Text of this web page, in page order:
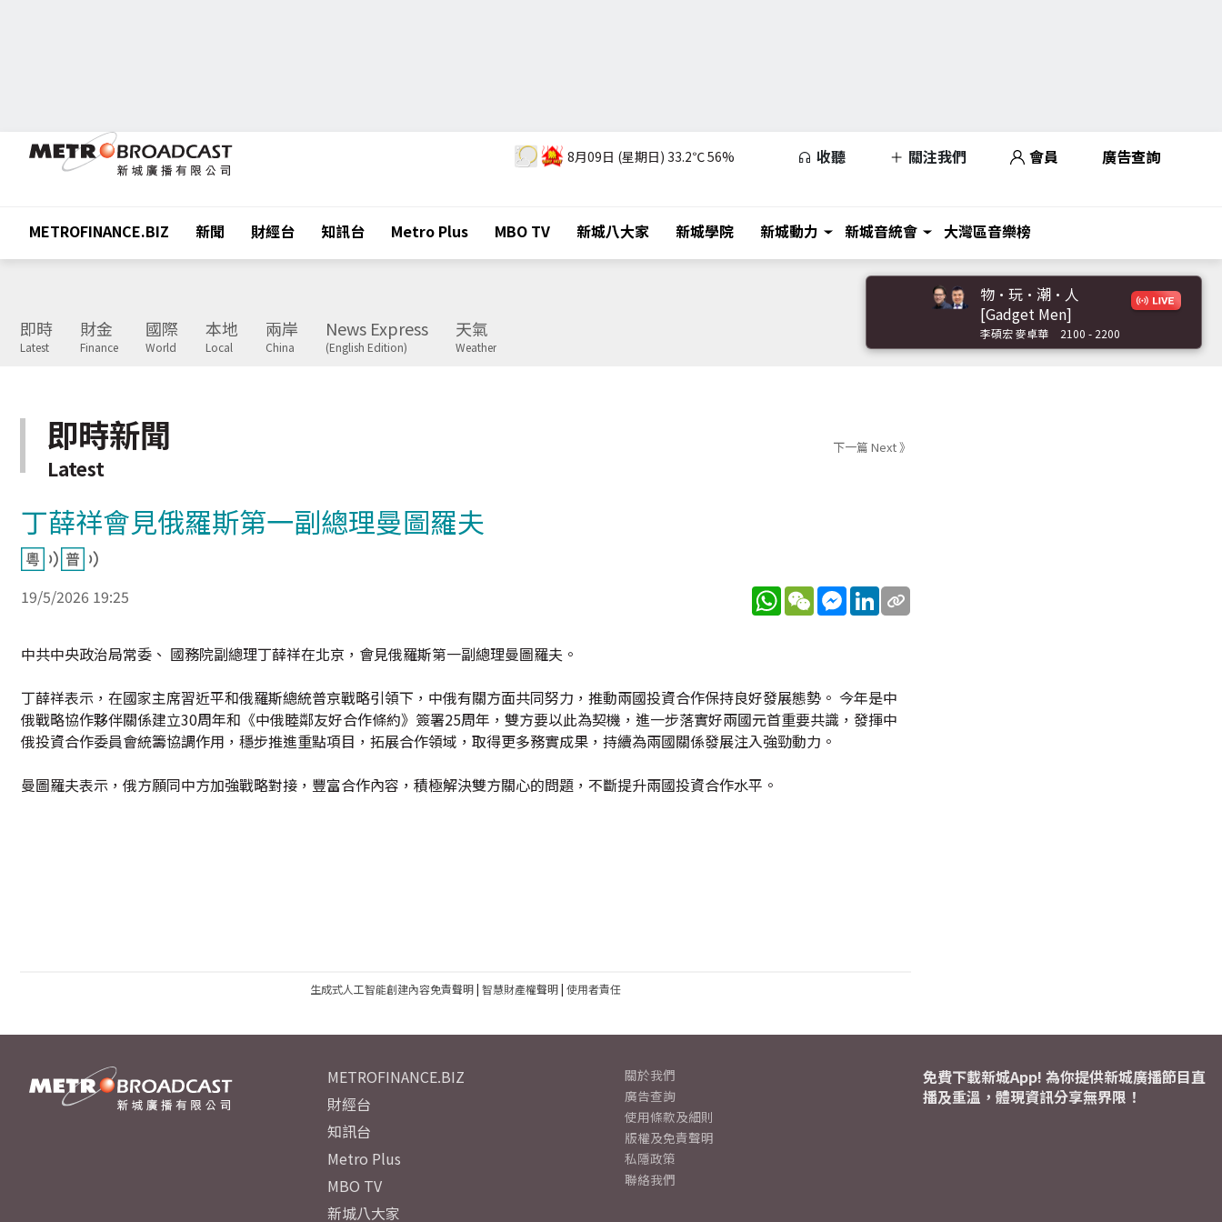
8月09日 (星期日) 33.2℃56% 收聽 關注我們 會員 廣告查詢
METROFINANCE.BIZ 新聞 財經台 知訊台 Metro Plus MBO TV 新城八大家 新城學院 新城動力 新城音統會 大灣區音樂榜
即時
Latest
財金
Finance
國際
World
本地
Local
兩岸
China
News Express
(English Edition)
天氣
Weather
物·玩·潮·人
[Gadget Men]
李碩宏 麥卓華 2100 - 2200
即時新聞
Latest
下一篇 Next 》
丁薛祥會見俄羅斯第一副總理曼圖羅夫
19/5/2026 19:25 WhatsApp
WeChatMessenger
LinkedIn
中共中央政治局常委、 國務院副總理丁薛祥在北京，會見俄羅斯第一副總理曼圖羅夫。
丁薛祥表示，在國家主席習近平和俄羅斯總統普京戰略引領下，中俄有關方面共同努力，推動兩國投資合作保持良好發展態勢。 今年是中
俄戰略協作夥伴關係建立30周年和《中俄睦鄰友好合作條約》簽署25周年，雙方要以此為契機，進一步落實好兩國元首重要共識，發揮中
俄投資合作委員會統籌協調作用，穩步推進重點項目，拓展合作領域，取得更多務實成果，持續為兩國關係發展注入強勁動力。
曼圖羅夫表示，俄方願同中方加強戰略對接，豐富合作內容，積極解決雙方關心的問題，不斷提升兩國投資合作水平。
生成式人工智能創建內容免責聲明| 智慧財產權聲明| 使用者責任
METROFINANCE.BIZ
財經台
知訊台
Metro Plus
MBO TV
新城八大家
關於我們
廣告查詢
使用條款及細則
版權及免責聲明
私隱政策
聯絡我們
免費下載新城App! 為你提供新城廣播節目直
播及重溫，體現資訊分享無界限！